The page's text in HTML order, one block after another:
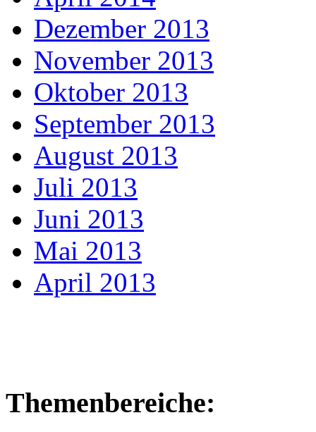
Dezember 2013
November 2013
Oktober 2013
September 2013
August 2013
Juli 2013
Juni 2013
Mai 2013
April 2013
Themenbereiche: